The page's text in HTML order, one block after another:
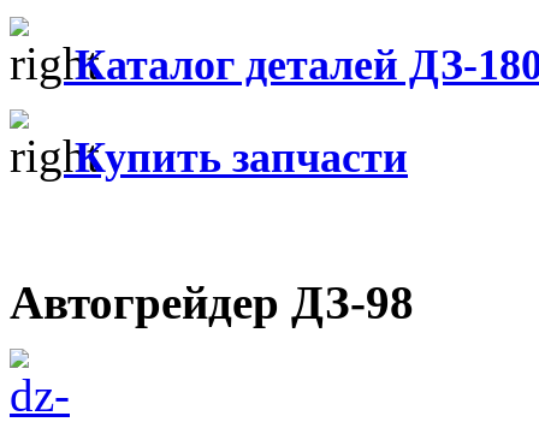
Каталог деталей ДЗ-
Купить запчасти
Автогрейдер ДЗ-98